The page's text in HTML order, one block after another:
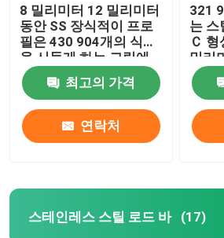
스테인레스 스틸 로드 바
스테인레스 강 튜브관
스테인레스 강 와이어 롤
8 밀리미터 12 밀리미터
동안 SS 장식적이 프로
필은 430 904개의 식물
을 시들게 하는 그림에
유리를 끼웁니다
최고의 가격
연락처
321
는 스
Ｃ
밀리
스테인레스 스틸 로드 바 (17)